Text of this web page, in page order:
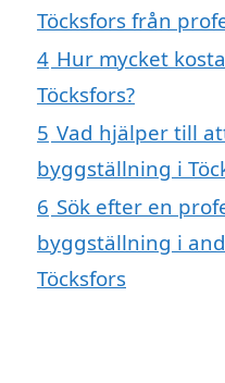
Töcksfors från
4 Hur mycket
Töcksfors?
5 Vad hjälper till
byggställning i
6 Sök efter en
byggställning i
Töcksfors